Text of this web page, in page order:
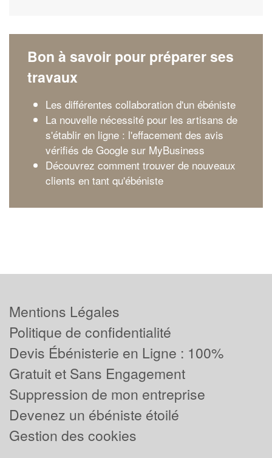
Bon à savoir pour préparer ses
travaux
Les différentes collaboration d'un ébéniste
La nouvelle nécessité pour les artisans de
s'établir en ligne : l'effacement des avis
vérifiés de Google sur MyBusiness
Découvrez comment trouver de nouveaux
clients en tant qu'ébéniste
Mentions Légales
Politique de confidentialité
Devis Ébénisterie en Ligne : 100%
Gratuit et Sans Engagement
Suppression de mon entreprise
Devenez un ébéniste étoilé
Gestion des cookies